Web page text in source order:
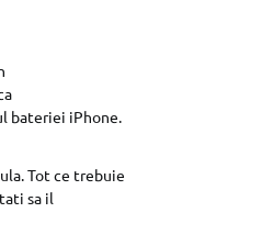
bateriei iPhone.
Tot ce trebuie
sa il